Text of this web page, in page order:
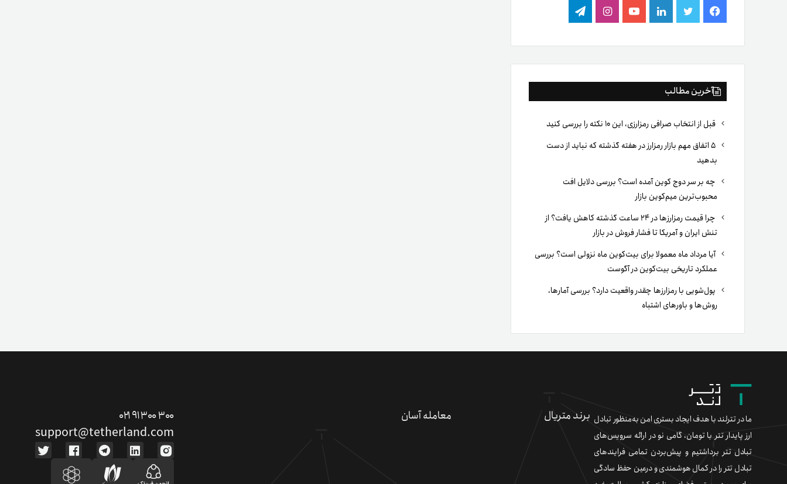
فیس
بوک
توییتر لینکدینیوتیوباینستاگرام
تلگرام
آخرین مطالب
قبل از انتخاب صرافی رمزارزی، این ۱۰ نکته را بررسی کنید
۵ اتفاق مهم بازار رمزارز در هفته گذشته که نباید از دست
بدهید
چه بر سر دوج کوین آمده است؟ بررسی دلایل افت
محبوب‌ترین میم‌کوین بازار
چرا قیمت رمزارزها در ۲۴ ساعت گذشته کاهش یافت؟ از
تنش ایران و آمریکا تا فشار فروش در بازار
آیا مرداد ماه معمولا برای بیت‌کوین ماه نزولی است؟ بررسی
عملکرد تاریخی بیت‌کوین در آگوست
پول‌شویی با رمزارزها چقدر واقعیت دارد؟ بررسی آمارها،
روش‌ها و باورهای اشتباه
ما در تترلند با هدف ایجاد بستری امن به‌منظور تبادل
ارز پایدار تتر با تومان، گامی نو در ارائه سرویس‌های
تبادل تتر برداشتیم و پیش‌بردن تمامی فرایندهای
تبادل تتر را در کمال هوشمندی و درعین حفظ سادگی
برند متریال معامله آسان ۰۲۱ ۹۱ ۳۰۰ ۳۰۰
support@tetherland.com